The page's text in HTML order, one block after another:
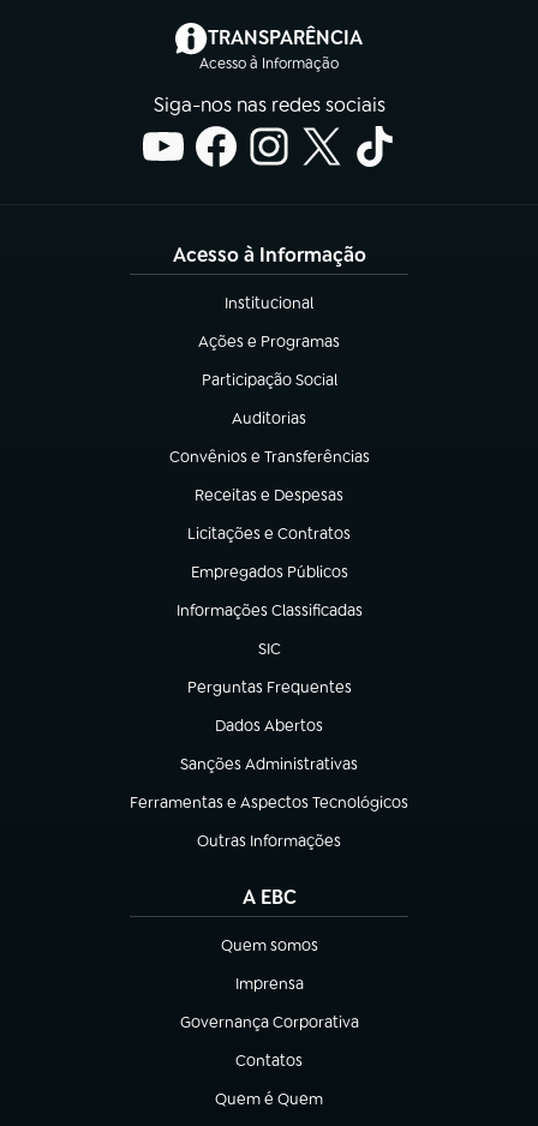
TRANSPARÊNCIA
Acesso à Informação
(abre em nova aba)
Siga-nos nas redes sociais
Acesso à Informação
Institucional
(abre em nova aba)
Ações e Programas
(abre em nova aba)
Participação Social
(abre em nova aba)
Auditorias
(abre em nova aba)
Convênios e Transferências
(abre em nova aba)
Receitas e Despesas
(abre em nova aba)
Licitações e Contratos
(abre em nova aba)
Empregados Públicos
(abre em nova aba)
Informações Classificadas
(abre em nova aba)
SIC
(abre em nova aba)
Perguntas Frequentes
(abre em nova aba)
Dados Abertos
(abre em nova aba)
Sanções Administrativas
(abre em nova aba)
Ferramentas e Aspectos Tecnológicos
(abre em nova aba)
Outras Informações
(abre em nova aba)
A EBC
Quem somos
(abre em nova aba)
Imprensa
(abre em nova aba)
Governança Corporativa
(abre em nova aba)
Contatos
(abre em nova aba)
Quem é Quem
(abre em nova aba)